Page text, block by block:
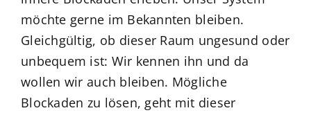
Blog
zum Buchhandel
möchte gerne im Bekannten bleiben.
Gleichgültig, ob dieser Raum ungesund oder
unbequem ist: Wir kennen ihn und da
wollen wir auch bleiben. Mögliche
Blockaden zu lösen, geht mit dieser